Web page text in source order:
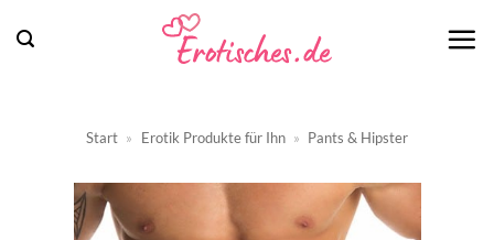
Inhalt
Start » Erotik Produkte für Ihn » Pants & Hipster